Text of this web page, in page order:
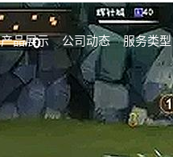
产品展示 公司动态 服务类型